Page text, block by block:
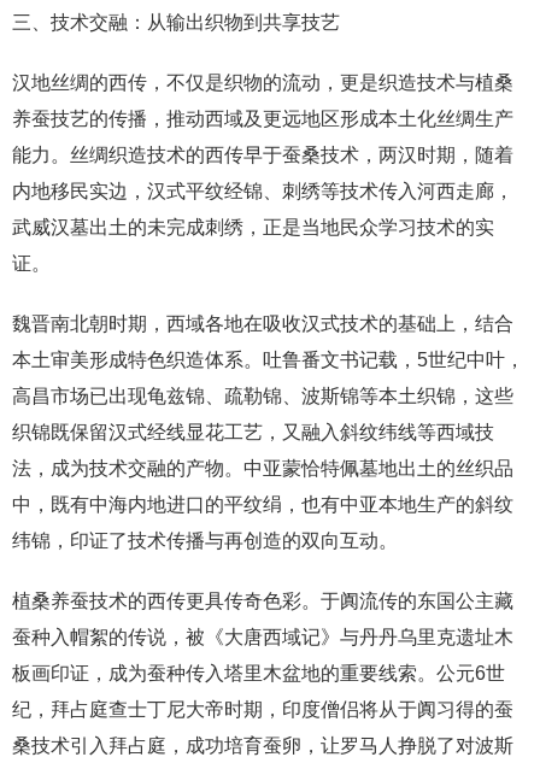
三、技术交融：从输出织物到共享技艺
汉地丝绸的西传，不仅是织物的流动，更是织造技术与植桑
养蚕技艺的传播，推动西域及更远地区形成本土化丝绸生产
能力。丝绸织造技术的西传早于蚕桑技术，两汉时期，随着
内地移民实边，汉式平纹经锦、刺绣等技术传入河西走廊，
武威汉墓出土的未完成刺绣，正是当地民众学习技术的实
证。
魏晋南北朝时期，西域各地在吸收汉式技术的基础上，结合
本土审美形成特色织造体系。吐鲁番文书记载，5世纪中叶，
高昌市场已出现龟兹锦、疏勒锦、波斯锦等本土织锦，这些
织锦既保留汉式经线显花工艺，又融入斜纹纬线等西域技
法，成为技术交融的产物。中亚蒙恰特佩墓地出土的丝织品
中，既有中海内地进口的平纹绢，也有中亚本地生产的斜纹
纬锦，印证了技术传播与再创造的双向互动。
植桑养蚕技术的西传更具传奇色彩。于阗流传的东国公主藏
蚕种入帽絮的传说，被《大唐西域记》与丹丹乌里克遗址木
板画印证，成为蚕种传入塔里木盆地的重要线索。公元6世
纪，拜占庭查士丁尼大帝时期，印度僧侣将从于阗习得的蚕
桑技术引入拜占庭，成功培育蚕卵，让罗马人挣脱了对波斯